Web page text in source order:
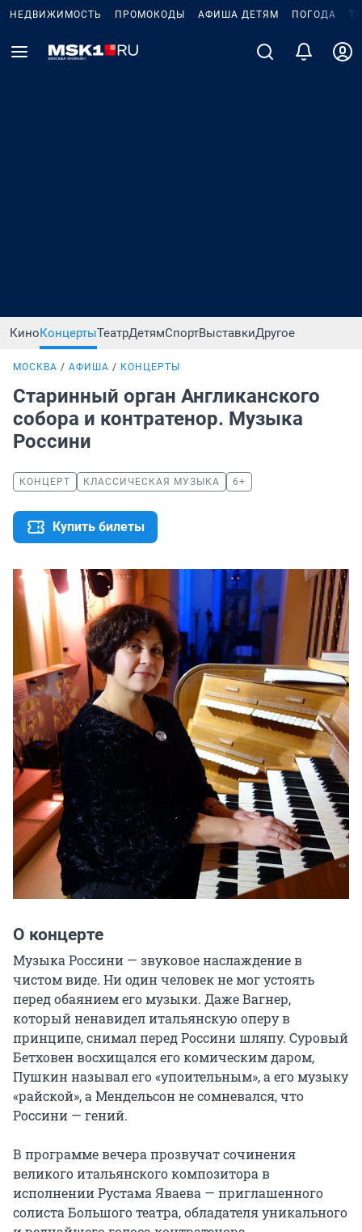
НЕДВИЖИМОСТЬ ПРОМОКОДЫ АФИША ДЕТЯМ ПОГОДА
КиноКонцертыТеатрДетямСпортВыставкиДругое
МОСКВА АФИША КОНЦЕРТЫ
Старинный орган Англиканского
собора и контратенор. Музыка
Россини
КОНЦЕРТ КЛАССИЧЕСКАЯ МУЗЫКА 6+
Купить билеты
О концерте
Музыка Россини — звуковое наслаждение в
чистом виде. Ни один человек не мог устоять
перед обаянием его музыки. Даже Вагнер,
который ненавидел итальянскую оперу в
принципе, снимал перед Россини шляпу. Суровый
Бетховен восхищался его комическим даром,
Пушкин называл его «упоительным», а его музыку
«райской», а Мендельсон не сомневался, что
Россини — гений.
В программе вечера прозвучат сочинения
великого итальянского композитора в
исполнении Рустама Яваева — приглашенного
солиста Большого театра, обладателя уникального